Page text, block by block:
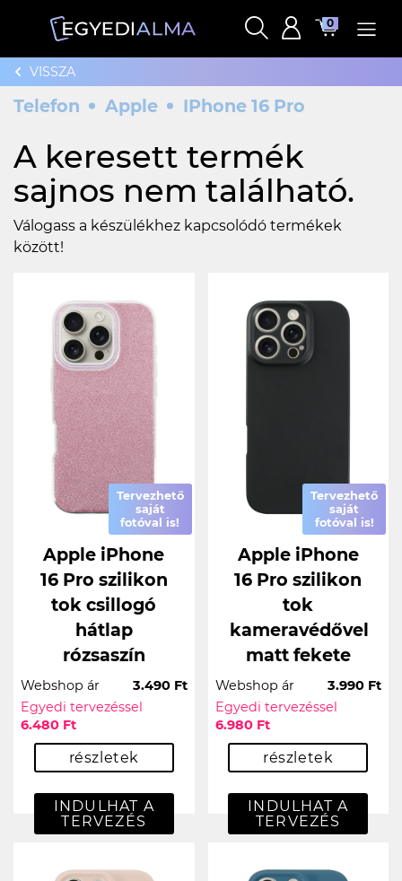
0
VISSZA
Telefon Apple IPhone 16 Pro
A keresett termék
sajnos nem található.
Válogass a készülékhez kapcsolódó termékek
között!
Tervezhető
saját
fotóval is!
Apple iPhone
16 Pro szilikon
tok csillogó
hátlap
rózsaszín
Webshop ár
3.490 Ft
Egyedi tervezéssel
6.480 Ft
részletek
INDULHAT A
TERVEZÉS
Tervezhető
saját
fotóval is!
Apple iPhone
16 Pro szilikon
tok
kameravédővel
matt fekete
Webshop ár
3.990 Ft
Egyedi tervezéssel
6.980 Ft
részletek
INDULHAT A
TERVEZÉS